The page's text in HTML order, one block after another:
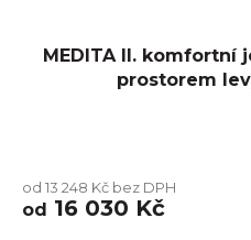
MEDITA II. komfortní
prostorem
produktu
je
od 13 248 Kč bez DPH
od 16 030 Kč